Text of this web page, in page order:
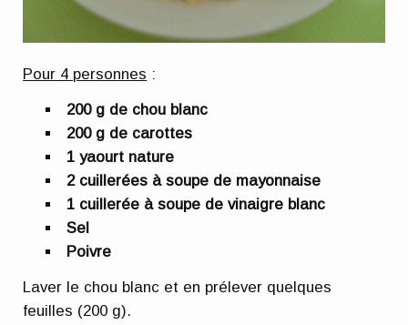
Pour 4 personnes :
200 g de chou blanc
200 g de carottes
1 yaourt nature
2 cuillerées à soupe de mayonnaise
1 cuillerée à soupe de vinaigre blanc
Sel
Poivre
Laver le chou blanc et en prélever quelques
feuilles (200 g).